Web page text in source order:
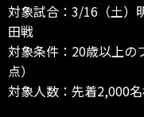
対象試合：3/16（土）
田戦
対象条件：20歳以上
点）
対象人数：先着2,000